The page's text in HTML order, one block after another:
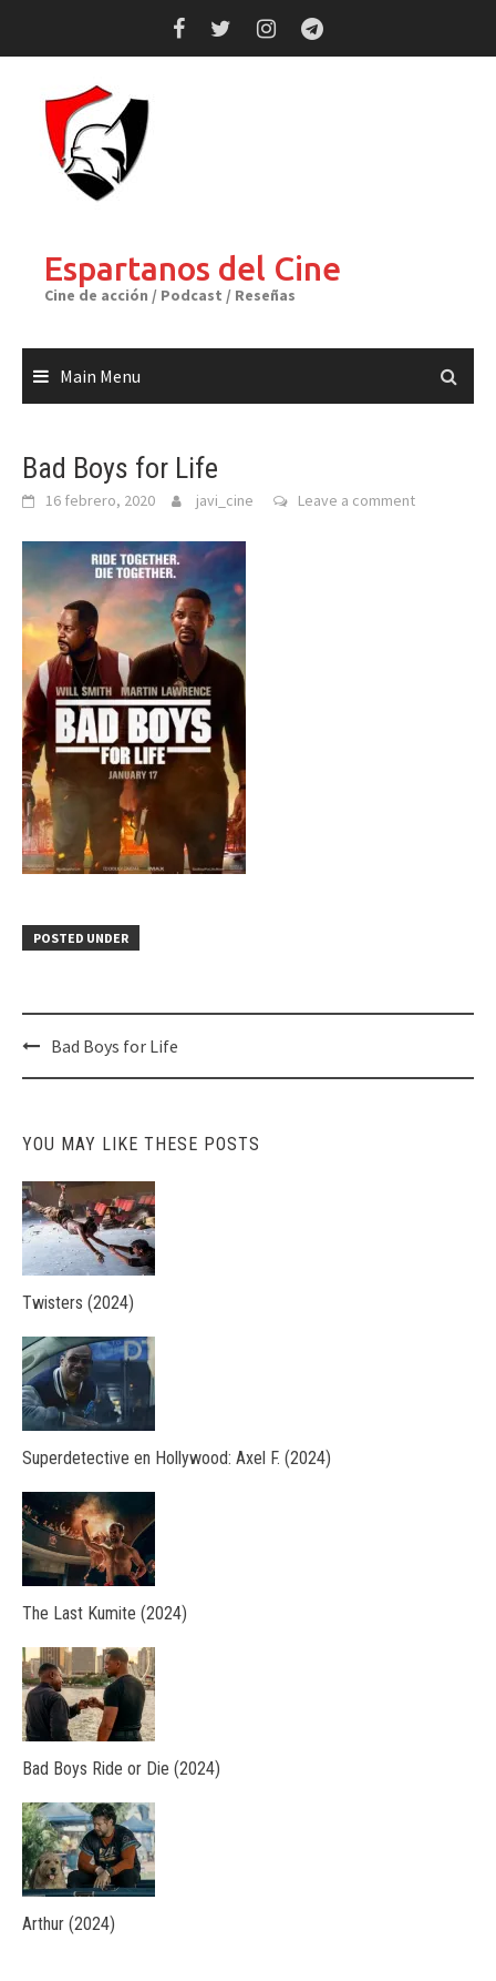
Espartanos del Cine
Cine de acción / Podcast / Reseñas
Main Menu
Bad Boys for Life
16 febrero, 2020 javi_cine Leave a comment
POSTED UNDER
PostBad Boys for Life
YOU MAY LIKE THESE POSTS
Twisters (2024)
Superdetective en Hollywood: Axel F. (2024)
The Last Kumite (2024)
Bad Boys Ride or Die (2024)
Arthur (2024)